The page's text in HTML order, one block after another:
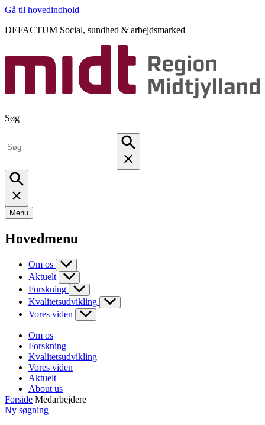
Gå til hovedindhold
DEFACTUM Social, sundhed & arbejdsmarked
Søg
Menu
Hovedmenu
Om os
Aktuelt
Forskning
Kvalitetsudvikling
Vores viden
Om os
Forskning
Kvalitetsudvikling
Vores viden
Aktuelt
About us
Forside Medarbejdere
Ny søgning